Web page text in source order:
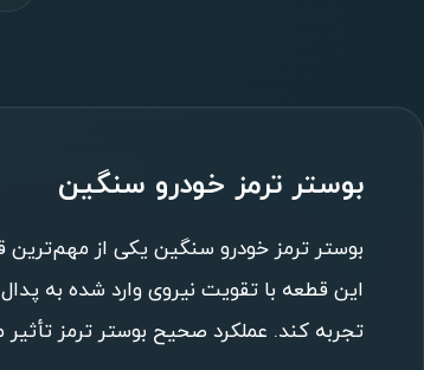
بوستر ترمز خودرو سنگین
بوستر ترمز خودرو سنگین یکی از
این قطعه با تقویت نیروی وارد شده به
تجربه کند. عملکرد صحیح بوستر ترمز